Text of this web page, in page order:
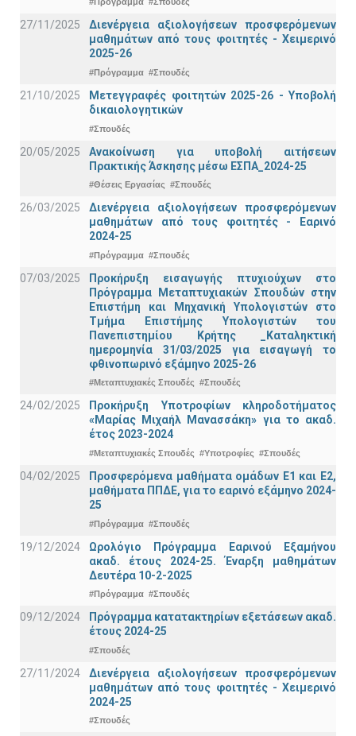
27/11/2025
Διενέργεια αξιολογήσεων προσφερόμενων
μαθημάτων από τους φοιτητές - Χειμερινό
2025-26
#Πρόγραμμα #Σπουδές
21/10/2025
Μετεγγραφές φοιτητών 2025-26 - Υποβολή
δικαιολογητικών
#Σπουδές
20/05/2025
Ανακοίνωση για υποβολή αιτήσεων
Πρακτικής Άσκησης μέσω ΕΣΠΑ_2024-25
#Θέσεις Εργασίας #Σπουδές
26/03/2025
Διενέργεια αξιολογήσεων προσφερόμενων
μαθημάτων από τους φοιτητές - Εαρινό
2024-25
#Πρόγραμμα #Σπουδές
07/03/2025
Προκήρυξη εισαγωγής πτυχιούχων στo
Πρόγραμμα Μεταπτυχιακών Σπουδών στην
Επιστήμη και Μηχανική Υπολογιστών στο
Τμήμα Eπιστήμης Υπολογιστών του
Πανεπιστημίου Κρήτης _Καταληκτική
ημερομηνία 31/03/2025 για εισαγωγή το
φθινοπωρινό εξάμηνο 2025-26
#Μεταπτυχιακές Σπουδές #Σπουδές
24/02/2025
Προκήρυξη Υποτροφίων κληροδοτήματος
«Μαρίας Μιχαήλ Μανασσάκη» για το ακαδ.
έτος 2023-2024
#Μεταπτυχιακές Σπουδές #Υποτροφίες #Σπουδές
04/02/2025
Προσφερόμενα μαθήματα ομάδων Ε1 και Ε2,
μαθήματα ΠΠΔΕ, για το εαρινό εξάμηνο 2024-
25
#Πρόγραμμα #Σπουδές
19/12/2024
Ωρολόγιο Πρόγραμμα Εαρινού Εξαμήνου
ακαδ. έτους 2024-25. Έναρξη μαθημάτων
Δευτέρα 10-2-2025
#Πρόγραμμα #Σπουδές
09/12/2024
Πρόγραμμα κατατακτηρίων εξετάσεων ακαδ.
έτους 2024-25
#Σπουδές
27/11/2024
Διενέργεια αξιολογήσεων προσφερόμενων
μαθημάτων από τους φοιτητές - Χειμερινό
2024-25
#Σπουδές